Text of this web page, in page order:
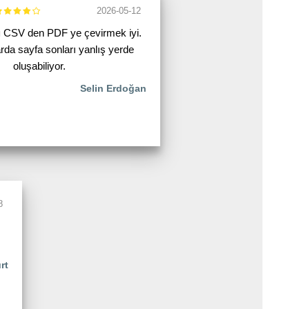
2026-05-12
CSV den PDF ye çevirmek iyi.
sayfa sonları yanlış yerde
oluşabiliyor.
Selin Erdoğan